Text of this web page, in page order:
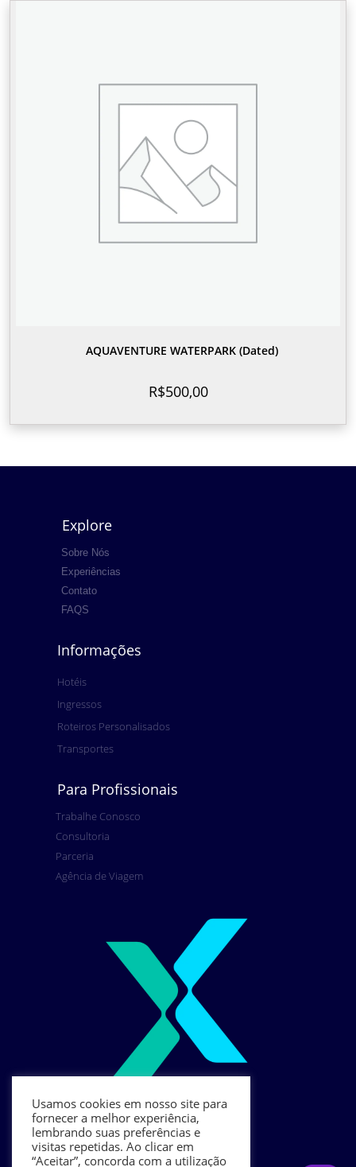
AQUAVENTURE WATERPARK (Dated)
R$500,00
Explore
Sobre Nós
Experiências
Contato
FAQS
Informações
Hotéis
Ingressos
Roteiros Personalisados
Transportes
Para Profissionais
Trabalhe Conosco
Consultoria
Parceria
Agência de Viagem
Usamos cookies em nosso site para
fornecer a melhor experiência,
lembrando suas preferências e
visitas repetidas. Ao clicar em
“Aceitar”, concorda com a utilização